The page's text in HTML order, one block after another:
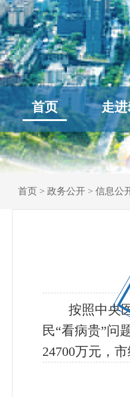
首页 走
首页 > 政务公开 > 信息公
按照中央
民“看病贵”问
24700万元，